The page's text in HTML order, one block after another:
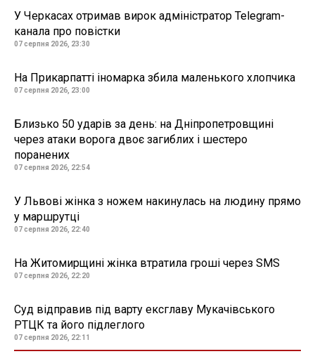
У Черкасах отримав вирок адміністратор Telegram-
канала про повістки
07 серпня 2026, 23:30
На Прикарпатті іномарка збила маленького хлопчика
07 серпня 2026, 23:00
Близько 50 ударів за день: на Дніпропетровщині
через атаки ворога двоє загиблих і шестеро
поранених
07 серпня 2026, 22:54
У Львові жінка з ножем накинулась на людину прямо
у маршрутці
07 серпня 2026, 22:40
На Житомирщині жінка втратила гроші через SMS
07 серпня 2026, 22:20
Суд відправив під варту ексглаву Мукачівського
РТЦК та його підлеглого
07 серпня 2026, 22:11